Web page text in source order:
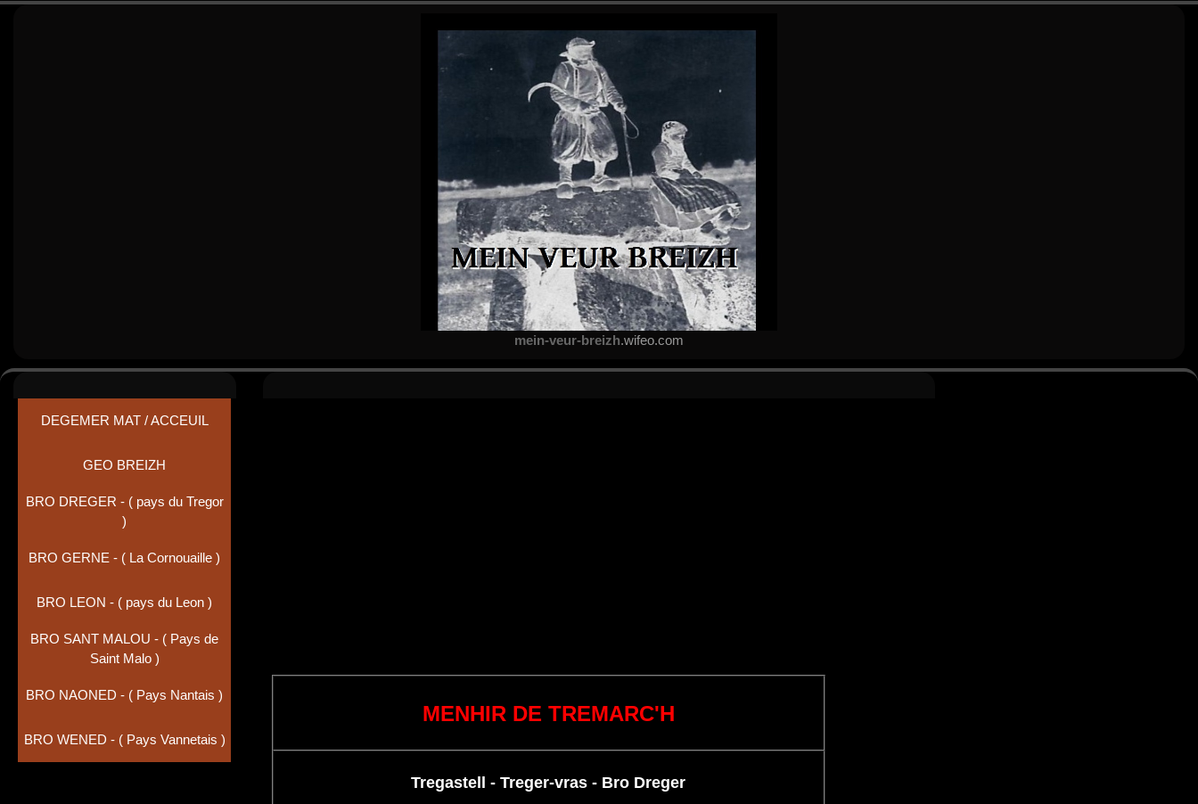
mein-veur-breizh.wifeo.com
DEGEMER MAT / ACCEUIL
GEO BREIZH
BRO DREGER - ( pays du Tregor
)
BRO GERNE - ( La Cornouaille )
BRO LEON - ( pays du Leon )
BRO SANT MALOU - ( Pays de
Saint Malo )
BRO NAONED - ( Pays Nantais )
BRO WENED - ( Pays Vannetais )
MENHIR DE TREMARC'H
Tregastell - Treger-vras - Bro Dreger